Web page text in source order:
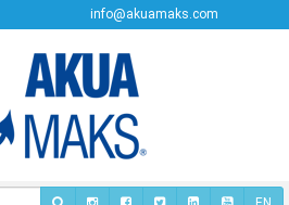
info@akuamaks.com